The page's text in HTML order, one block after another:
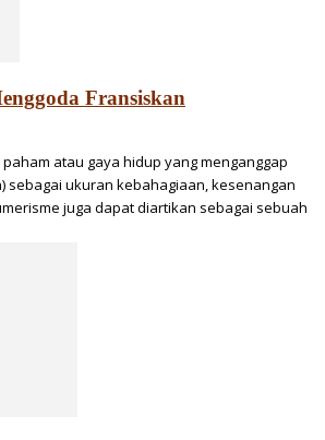
Fransiskan
paham atau gaya hidup yang menganggap
sebagai ukuran kebahagiaan, kesenangan
juga dapat diartikan sebagai sebuah